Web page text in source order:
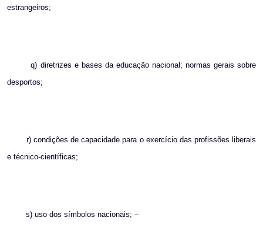
estrangeiros;
q) diretrizes e bases da educação nacional; normas gerais sobre
desportos;
r) condições de capacidade para o exercício das profissões liberais
e técnico-científicas;
s) uso dos símbolos nacionais; –